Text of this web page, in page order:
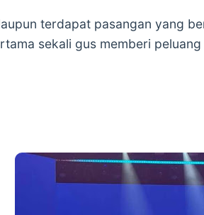
terdapat pasangan yang
sekali gus memberi